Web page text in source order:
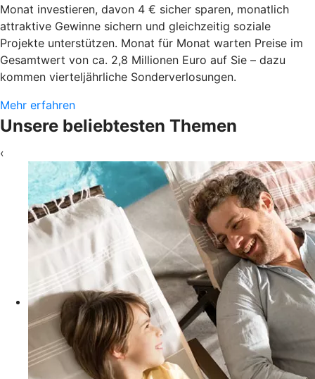
Monat investieren, davon 4 € sicher sparen, monatlich
attraktive Gewinne sichern und gleichzeitig soziale
Projekte unterstützen. Monat für Monat warten Preise im
Gesamtwert von ca. 2,8 Millionen Euro auf Sie – dazu
kommen vierteljährliche Sonderverlosungen.
Mehr erfahren
Unsere beliebtesten Themen
‹